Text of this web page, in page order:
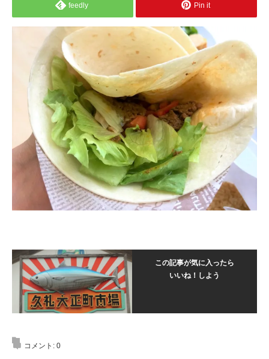
feedly Pin it
この記事が気に入ったら
いいね！しよう
コメント: 0